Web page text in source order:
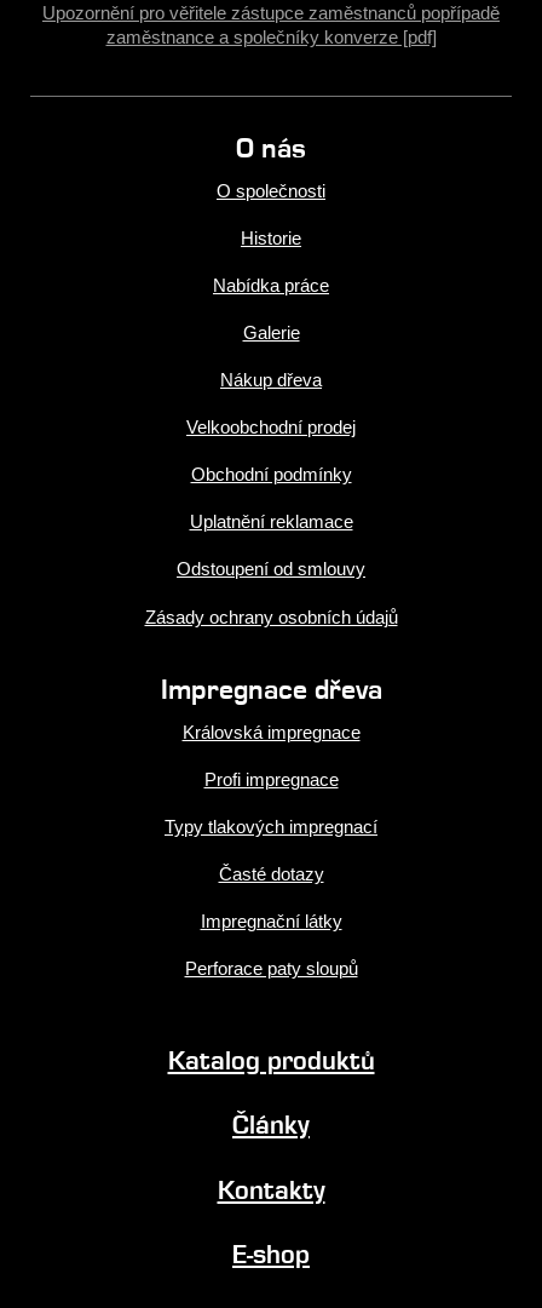
Upozornění pro věřitele zástupce zaměstnanců popřípadě
zaměstnance a společníky konverze [pdf]
O nás
O společnosti
Historie
Nabídka práce
Galerie
Nákup dřeva
Velkoobchodní prodej
Obchodní podmínky
Uplatnění reklamace
Odstoupení od smlouvy
Zásady ochrany osobních údajů
Impregnace dřeva
Královská impregnace
Profi impregnace
Typy tlakových impregnací
Časté dotazy
Impregnační látky
Perforace paty sloupů
Katalog produktů
Články
Kontakty
E-shop